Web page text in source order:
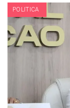
POLITICA